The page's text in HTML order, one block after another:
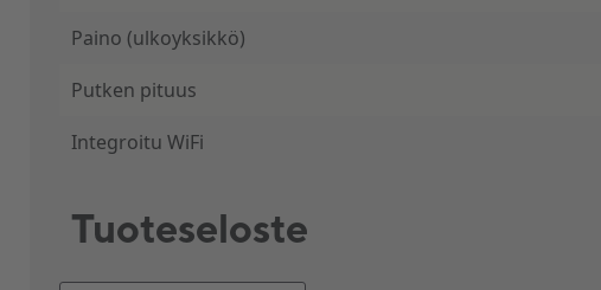
Paino (ulkoyksikkö)
Putken pituus
Integroitu WiFi
Tuoteseloste